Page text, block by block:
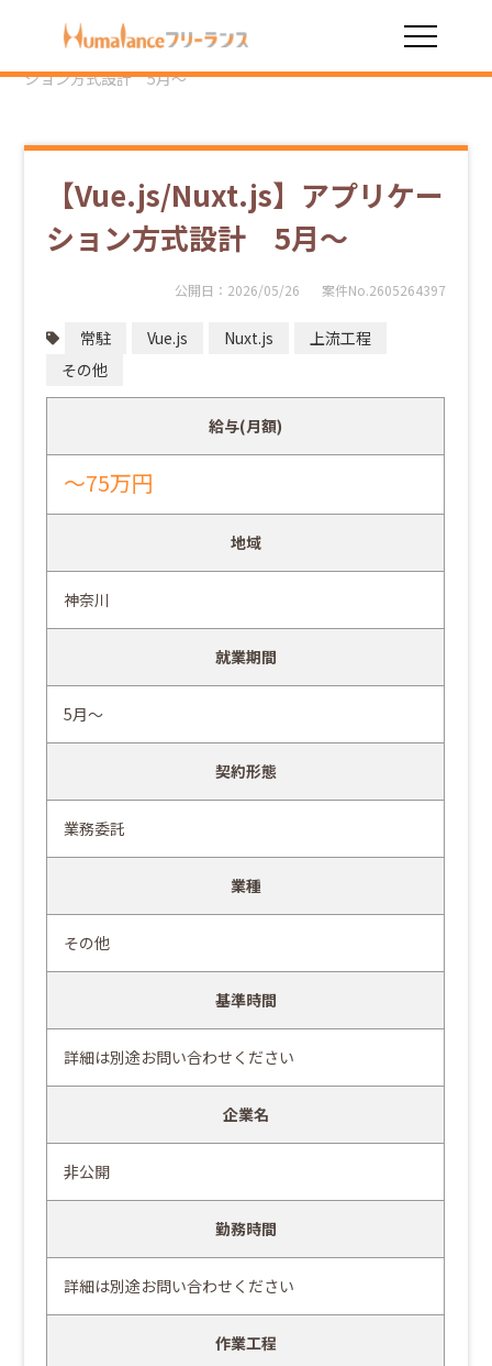
HOME 勤務スタイル
ション方式設計 5月～
【Vue.js/Nuxt.js】アプリケー
ション方式設計 5月～
公開日： 2026/05/26 案件No.2605264397
常駐 Vue.js Nuxt.js
上流工程
その他
給与(月額)
～75万円
地域
神奈川
就業期間
5月～
契約形態
業務委託
業種
その他
基準時間
詳細は別途お問い合わせください
企業名
非公開
勤務時間
詳細は別途お問い合わせください
作業工程